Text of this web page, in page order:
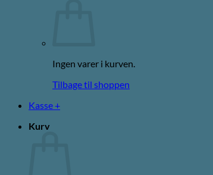
Ingen varer i kurven.
Tilbage til shoppen
Kasse +
Kurv